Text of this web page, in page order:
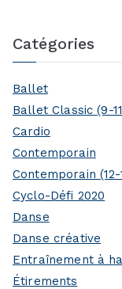
Catégories
Ballet
Ballet Classic (9-
Cardio
Contemporain
Contemporain (12-
Cyclo-Défi 2020
Danse
Danse créative
Entraînement à
Étirements